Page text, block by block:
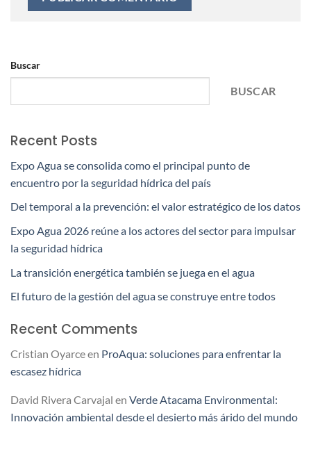
Buscar
BUSCAR
Recent Posts
Expo Agua se consolida como el principal punto de
encuentro por la seguridad hídrica del país
Del temporal a la prevención: el valor estratégico de los datos
Expo Agua 2026 reúne a los actores del sector para impulsar
la seguridad hídrica
La transición energética también se juega en el agua
El futuro de la gestión del agua se construye entre todos
Recent Comments
Cristian Oyarceen ProAqua: soluciones para enfrentar la
escasez hídrica
David Rivera Carvajal en Verde Atacama Environmental:
Innovación ambiental desde el desierto más árido del mundo